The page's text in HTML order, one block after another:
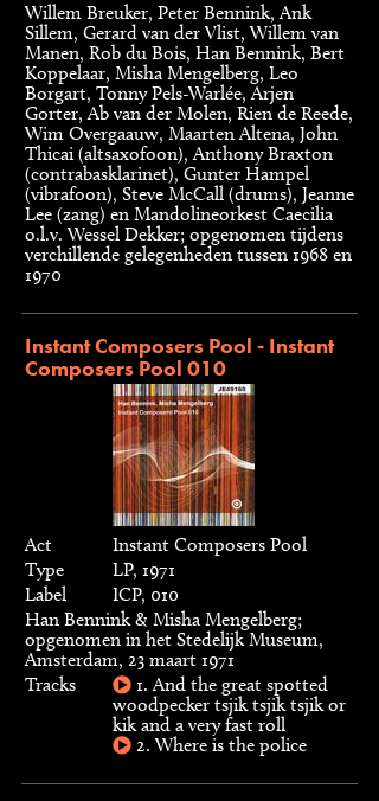
Willem Breuker, Peter Bennink, Ank
Sillem, Gerard van der Vlist, Willem van
Manen, Rob du Bois, Han Bennink, Bert
Koppelaar, Misha Mengelberg, Leo
Borgart, Tonny Pels-Warlée, Arjen
Gorter, Ab van der Molen, Rien de Reede,
Wim Overgaauw, Maarten Altena, John
Thicai (altsaxofoon), Anthony Braxton
(contrabasklarinet), Gunter Hampel
(vibrafoon), Steve McCall (drums), Jeanne
Lee (zang) en Mandolineorkest Caecilia
o.l.v. Wessel Dekker; opgenomen tijdens
verchillende gelegenheden tussen 1968 en
1970
Instant Composers Pool - Instant
Composers Pool 010
Act
Instant Composers Pool
Type
LP, 1971
Label
ICP, 010
Han Bennink & Misha Mengelberg;
opgenomen in het Stedelijk Museum,
Amsterdam, 23 maart 1971
Tracks
1. And the great spotted
woodpecker tsjik tsjik tsjik or
kik and a very fast roll
2. Where is the police